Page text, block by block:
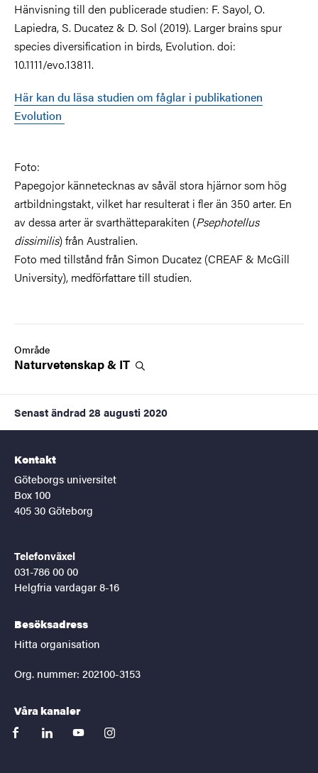
Hänvisning till den publicerade studien: F. Sayol, O.
Lapiedra, S. Ducatez & D. Sol (2019). Larger brains spur
species diversification in birds, Evolution. doi:
10.1111/evo.13811.
Här kan du läsa studien om fåglar i publikationen
Evolution
Foto:
Papegojor kännetecknas av såväl stora hjärnor som hög
artbildningstakt, vilket har resulterat i fler än 350 arter. En
av dessa arter är svarthätteparakiten (Psephotellus
dissimilis) från Australien.
Foto med tillstånd från Simon Ducatez (CREAF & McGill
University), medförfattare till studien.
Område
Naturvetenskap & IT
Senast ändrad 28 augusti 2020
Kontakt
Göteborgs universitet
Box 100
405 30 Göteborg
Telefonväxel
031-786 00 00
Helgfria vardagar 8-16
Besöksadress
Hitta organisation
Org. nummer: 202100-3153
Våra kanaler
facebooklinkedinyoutubeinstagram